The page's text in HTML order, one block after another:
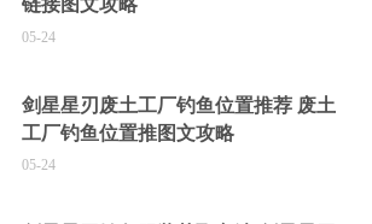
链接图文攻略
05-24
剑星星刃废土工厂钓鱼位置推荐 废土
工厂钓鱼位置推图文攻略
05-24